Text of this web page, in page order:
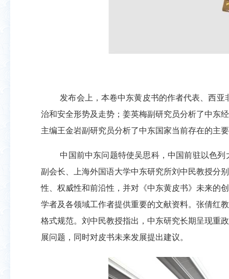
发布会上，本卷中东黄皮书的作者代表、西
治和安全形势及走势；姜英梅副研究员分析了中东
主编王金岩副研究员分析了中东国家当前存在的主
中国前中东问题特使吴思科，中国前驻以色
副会长、上海外国语大学中东研究所刘中民教授分
性、权威性和前沿性，并对《中东黄皮书》未来的
学者及各领域工作者提供重要的文献资料。张倩红
格式规范。刘中民教授指出，中东研究长期呈现重
展问题，同时对皮书未来发展提出建议。